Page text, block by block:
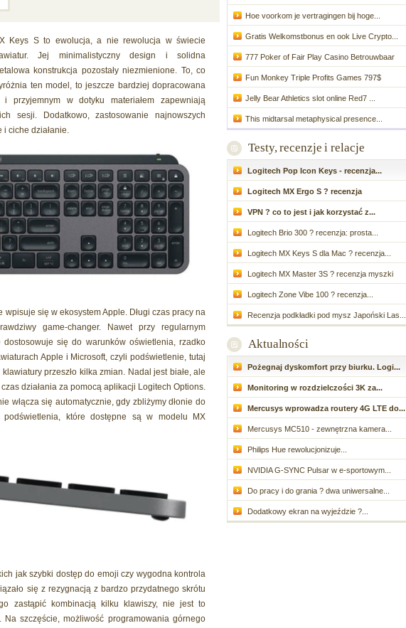
Keys S to ewolucja, a nie rewolucja w świecie
Jej minimalistyczny design i solidna
konstrukcja pozostały niezmienione. To, co
ten model, to jeszcze bardziej dopracowana
przyjemnym w dotyku materiałem zapewniają
sesji. Dodatkowo, zastosowanie najnowszych
i ciche działanie.
się w ekosystem Apple. Długi czas pracy na
game-changer. Nawet przy regularnym
się do warunków oświetlenia, rzadko
Apple i Microsoft, czyli podświetlenie, tutaj
przeszło kilka zmian. Nadal jest białe, ale
działania za pomocą aplikacji Logitech Options.
włącza się automatycznie, gdy zbliżymy dłonie do
podświetlenia, które dostępne są w modelu MX
jak szybki dostęp do emoji czy wygodna kontrola
się z rezygnacją z bardzo przydatnego skrótu
zastąpić kombinacją kilku klawiszy, nie jest to
szczęście, możliwość programowania górnego
Hoe voorkom je vertragingen bij hoge...
Gratis Welkomstbonus en ook Live Crypto...
777 Poker of Fair Play Casino Betrouwbaar
Fun Monkey Triple Profits Games 797$
Jelly Bear Athletics slot online Red7 ...
This midtarsal metaphysical presence...
Testy, recenzje i relacje
Logitech Pop Icon Keys - recenzja...
Logitech MX Ergo S ? recenzja
VPN ? co to jest i jak korzystać z...
Logitech Brio 300 ? recenzja: prosta...
Logitech MX Keys S dla Mac ? recenzja...
Logitech MX Master 3S ? recenzja myszki
Logitech Zone Vibe 100 ? recenzja...
Recenzja podkładki pod mysz Japoński Las...
Aktualności
Pożegnaj dyskomfort przy biurku. Logi...
Monitoring w rozdzielczości 3K za...
Mercusys wprowadza routery 4G LTE do...
Mercusys MC510 - zewnętrzna kamera...
Philips Hue rewolucjonizuje...
NVIDIA G-SYNC Pulsar w e-sportowym...
Do pracy i do grania ? dwa uniwersalne...
Dodatkowy ekran na wyjeździe ?...